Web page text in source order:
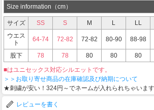
Size information（cm）
サイズ SS S M L LL
ウエス
ト
64-74 72-82 72-82 80-90 88-98
股下
78 78 80 80 80
■はユニセックス対応シルエットです。
＞＞お取り寄せ商品の在庫確認及び納期について
★刺繍が安い！324円～でネームが入れられちゃいま
レビューを書く